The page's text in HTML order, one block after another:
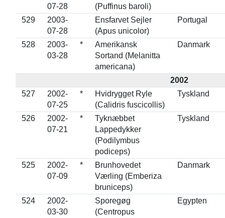
07-28
(Puffinus baroli)
529
2003-
07-28
Ensfarvet Sejler
(Apus unicolor)
Portugal
528
2003-
03-28
*
Amerikansk
Sortand (Melanitta
americana)
Danmark
2002
527
2002-
07-25
*
Hvidrygget Ryle
(Calidris fuscicollis)
Tyskland
526
2002-
07-21
*
Tyknæbbet
Lappedykker
(Podilymbus
podiceps)
Tyskland
525
2002-
07-09
*
Brunhovedet
Værling (Emberiza
bruniceps)
Danmark
524
2002-
03-30
Sporegøg
(Centropus
Egypten